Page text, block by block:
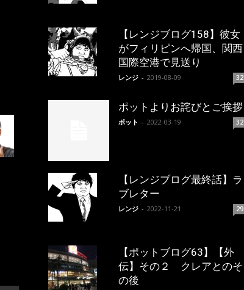
【レンジブログ158】彼女
がフィリピンへ帰国、関西
国際空港で見送り
レンジ - 2019-08-09 32
ポットよりお詫びとご挨拶
ポット - 2022-03-19 32
【レンジブログ最終話】ラ
ブレター
レンジ - 2022-11-21 29
【ポットブログ63】【外
伝】その２ クレアとのそ
の後